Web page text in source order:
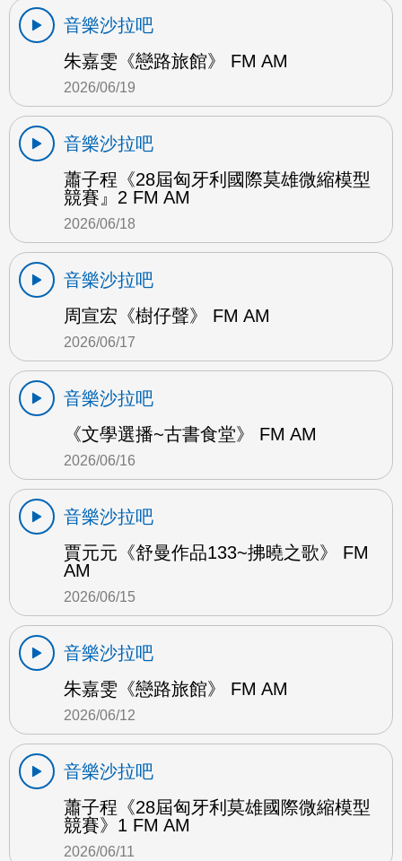
音樂沙拉吧
朱嘉雯《戀路旅館》 FM AM
2026/06/19
音樂沙拉吧
蕭子程《28屆匈牙利國際莫雄微縮模型
競賽』2 FM AM
2026/06/18
音樂沙拉吧
周宣宏《樹仔聲》 FM AM
2026/06/17
音樂沙拉吧
《文學選播~古書食堂》 FM AM
2026/06/16
音樂沙拉吧
賈元元《舒曼作品133~拂曉之歌》 FM
AM
2026/06/15
音樂沙拉吧
朱嘉雯《戀路旅館》 FM AM
2026/06/12
音樂沙拉吧
蕭子程《28屆匈牙利莫雄國際微縮模型
競賽》1 FM AM
2026/06/11